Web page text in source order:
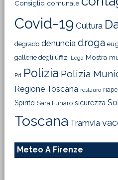
Consiglio comunale
Covid-19 Cultura
degrado denuncia droga
gallerie degli uffizi Lega Mostra
Pd Polizia Polizia
Regione Toscana restauro
Spirito Sara Funaro sicurezza
Toscana Tramvia
Meteo A Firenze